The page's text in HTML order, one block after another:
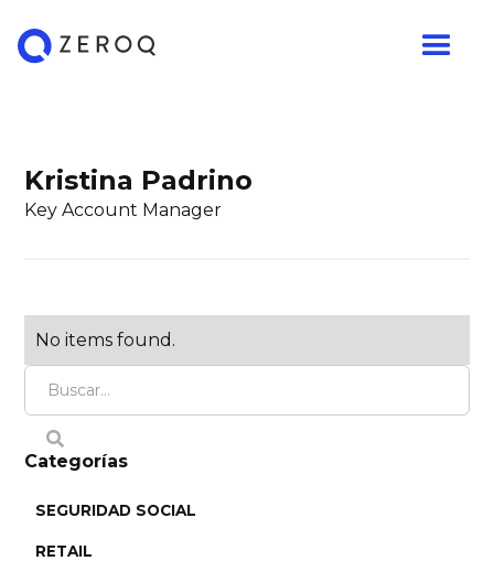
Kristina Padrino
Key Account Manager
No items found.
Categorías
SEGURIDAD SOCIAL
RETAIL